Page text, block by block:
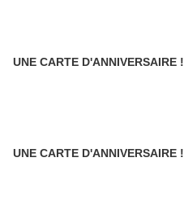
UNE CARTE D'ANNIVERSAIRE !
UNE CARTE D'ANNIVERSAIRE !